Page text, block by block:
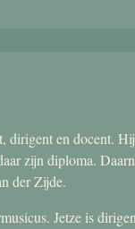
dirigent en docent.
zijn diploma.
der Zijde.
Jetze is